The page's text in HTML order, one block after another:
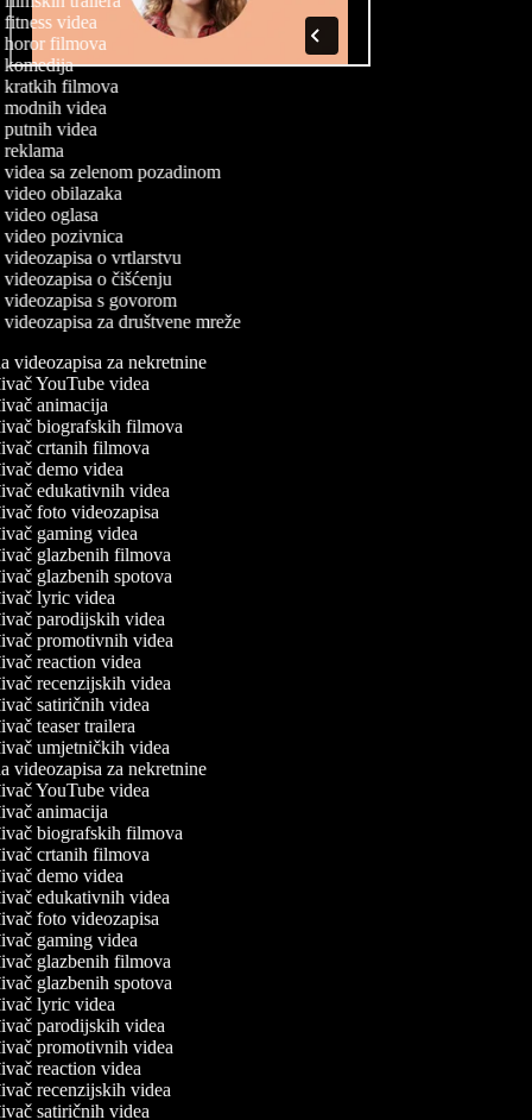
fitness videa
horor filmova
komedija
kratkih filmova
modnih videa
putnih videa
reklama
videa sa zelenom pozadinom
video obilazaka
video oglasa
video pozivnica
videozapisa o vrtlarstvu
videozapisa o čišćenju
videozapisa s govorom
videozapisa za društvene mreže
videozapisa za nekretnine
YouTube videa
animacija
biografskih filmova
crtanih filmova
demo videa
edukativnih videa
foto videozapisa
gaming videa
glazbenih filmova
glazbenih spotova
lyric videa
parodijskih videa
promotivnih videa
reaction videa
recenzijskih videa
satiričnih videa
teaser trailera
umjetničkih videa
videozapisa za nekretnine
YouTube videa
animacija
biografskih filmova
crtanih filmova
demo videa
edukativnih videa
foto videozapisa
gaming videa
glazbenih filmova
glazbenih spotova
lyric videa
parodijskih videa
promotivnih videa
reaction videa
recenzijskih videa
satiričnih videa